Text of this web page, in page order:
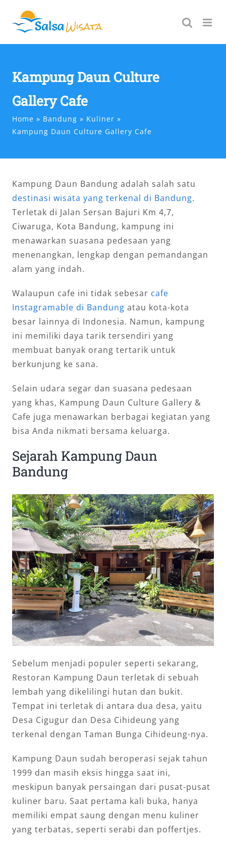
content
Kampung Daun Culture
Gallery Cafe
Home Bandung
Kuliner
Kampung Daun Culture Gallery Cafe
Kampung Daun Bandung adalah salah satu
destinasi wisata yang terkenal di Bandung.
Terletak di Jalan Sersan Bajuri Km 4,7,
Ciwaruga, Kota Bandung, kampung ini
menawarkan suasana pedesaan yang
menenangkan, lengkap dengan pemandangan
alam yang indah.
Walaupun cafe ini tidak sebesar cafe
Instagramable di Bandung atau kota-kota
besar lainnya di Indonesia. Namun, kampung
ini memiliki daya tarik tersendiri yang
membuat banyak orang tertarik untuk
berkunjung ke sana.
Selain udara segar dan suasana pedesaan
yang khas, Kampung Daun Culture Gallery &
Cafe juga menawarkan berbagai kegiatan yang
bisa Anda nikmati bersama keluarga.
Sejarah Kampung Daun
Bandung
Sebelum menjadi populer seperti sekarang,
Restoran Kampung Daun terletak di sebuah
lembah yang dikelilingi hutan dan bukit.
Tempat ini terletak di antara dua desa, yaitu
Desa Cigugur dan Desa Cihideung yang
terkenal dengan Taman Bunga Cihideung-nya.
Kampung Daun sudah beroperasi sejak tahun
1999 dan masih eksis hingga saat ini,
meskipun banyak persaingan dari pusat-pusat
kuliner baru. Saat pertama kali buka, hanya
memiliki empat saung dengan menu kuliner
yang terbatas, seperti serabi dan poffertjes.